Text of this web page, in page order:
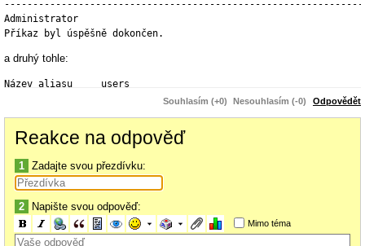
Administrator
Příkaz byl úspěšně dokončen.
a druhý tohle:
Název aliasu     users
Komentář         Člen skupiny Users nemůže provádět nechtěné
NT AUTHORITY\Authenticated Users
Souhlasím (+0) Nesouhlasím (-0) Odpovědět
Reakce na odpověď
1 Zadajte svou přezdívku:
2 Napište svou odpověď:
Mimo téma